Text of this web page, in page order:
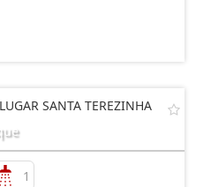
SANTA TEREZINHA
1